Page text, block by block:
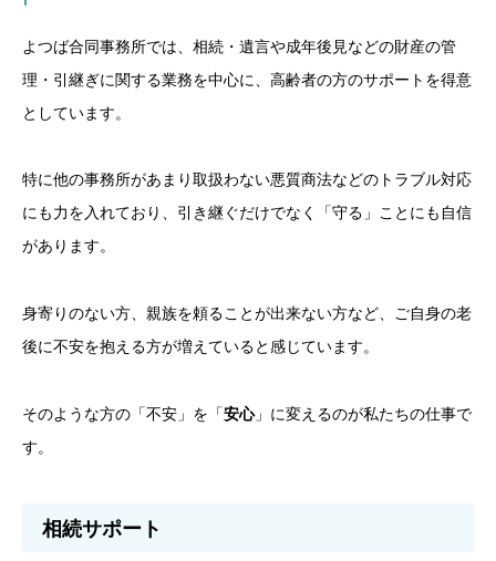
よつば合同事務所では、相続・遺言や成年後見などの財産の管
理・引継ぎに関する業務を中心に、高齢者の方のサポートを得意
としています。
特に他の事務所があまり取扱わない悪質商法などのトラブル対応
にも力を入れており、引き継ぐだけでなく「守る」ことにも自信
があります。
身寄りのない方、親族を頼ることが出来ない方など、ご自身の老
後に不安を抱える方が増えていると感じています。
そのような方の「不安」を「安心」に変えるのが私たちの仕事で
す。
相続サポート